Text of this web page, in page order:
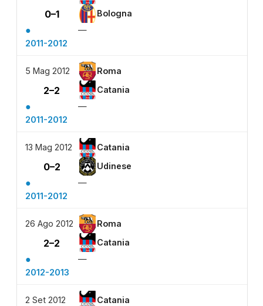
0–1 Bologna
●
—
2011-2012
5 Mag 2012 Roma
2–2 Catania
●
—
2011-2012
13 Mag 2012 Catania
0–2 Udinese
●
—
2011-2012
26 Ago 2012 Roma
2–2 Catania
●
—
2012-2013
2 Set 2012 Catania